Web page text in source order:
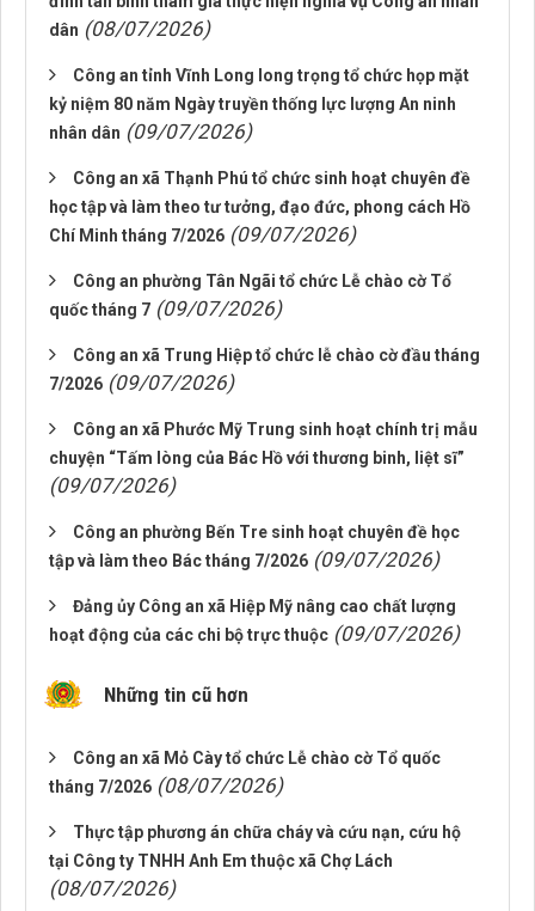
dân (08/07/2026)
Công an tỉnh Vĩnh Long long trọng tổ chức họp mặt
kỷ niệm 80 năm Ngày truyền thống lực lượng An ninh
nhân dân (09/07/2026)
Công an xã Thạnh Phú tổ chức sinh hoạt chuyên đề
học tập và làm theo tư tưởng, đạo đức, phong cách Hồ
Chí Minh tháng 7/2026 (09/07/2026)
Công an phường Tân Ngãi tổ chức Lễ chào cờ Tổ
quốc tháng 7 (09/07/2026)
Công an xã Trung Hiệp tổ chức lễ chào cờ đầu tháng
7/2026 (09/07/2026)
Công an xã Phước Mỹ Trung sinh hoạt chính trị mẫu
chuyện “Tấm lòng của Bác Hồ với thương binh, liệt sĩ”
(09/07/2026)
Công an phường Bến Tre sinh hoạt chuyên đề học
tập và làm theo Bác tháng 7/2026 (09/07/2026)
Đảng ủy Công an xã Hiệp Mỹ nâng cao chất lượng
hoạt động của các chi bộ trực thuộc (09/07/2026)
Những tin cũ hơn
Công an xã Mỏ Cày tổ chức Lễ chào cờ Tổ quốc
tháng 7/2026 (08/07/2026)
Thực tập phương án chữa cháy và cứu nạn, cứu hộ
tại Công ty TNHH Anh Em thuộc xã Chợ Lách
(08/07/2026)